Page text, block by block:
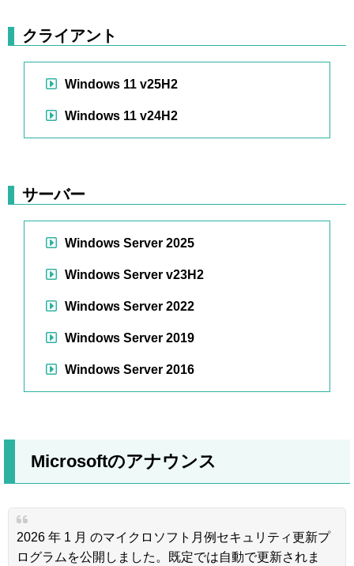
クライアント
Windows 11 v25H2
Windows 11 v24H2
サーバー
Windows Server 2025
Windows Server v23H2
Windows Server 2022
Windows Server 2019
Windows Server 2016
Microsoftのアナウンス
2026 年 1 月 のマイクロソフト月例セキュリティ更新プ
ログラムを公開しました。既定では自動で更新されま